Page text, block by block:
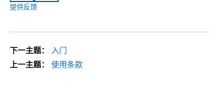
提供反馈
下一主题：
入门
上一主题：
使用条款